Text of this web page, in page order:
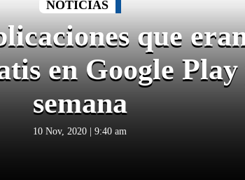
NOTICIAS
que
en Google
semana
10 Nov, 2020 | 9:40 am